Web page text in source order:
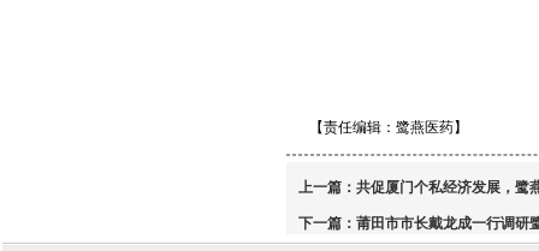
【责任编辑：鹭燕医药】
上一篇： 共促厦门个私经济发展，鹭
下一篇： 莆田市市长戴龙成一行调研